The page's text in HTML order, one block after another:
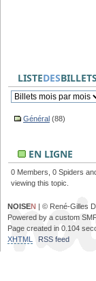
LISTEDESBILLETS
Général (88)
EN LIGNE
0 Members, 0 Spiders
viewing this topic.
NOISEN | © René-Gilles
Powered by a custom
Page created in 0.104
XHTML
RSS feed